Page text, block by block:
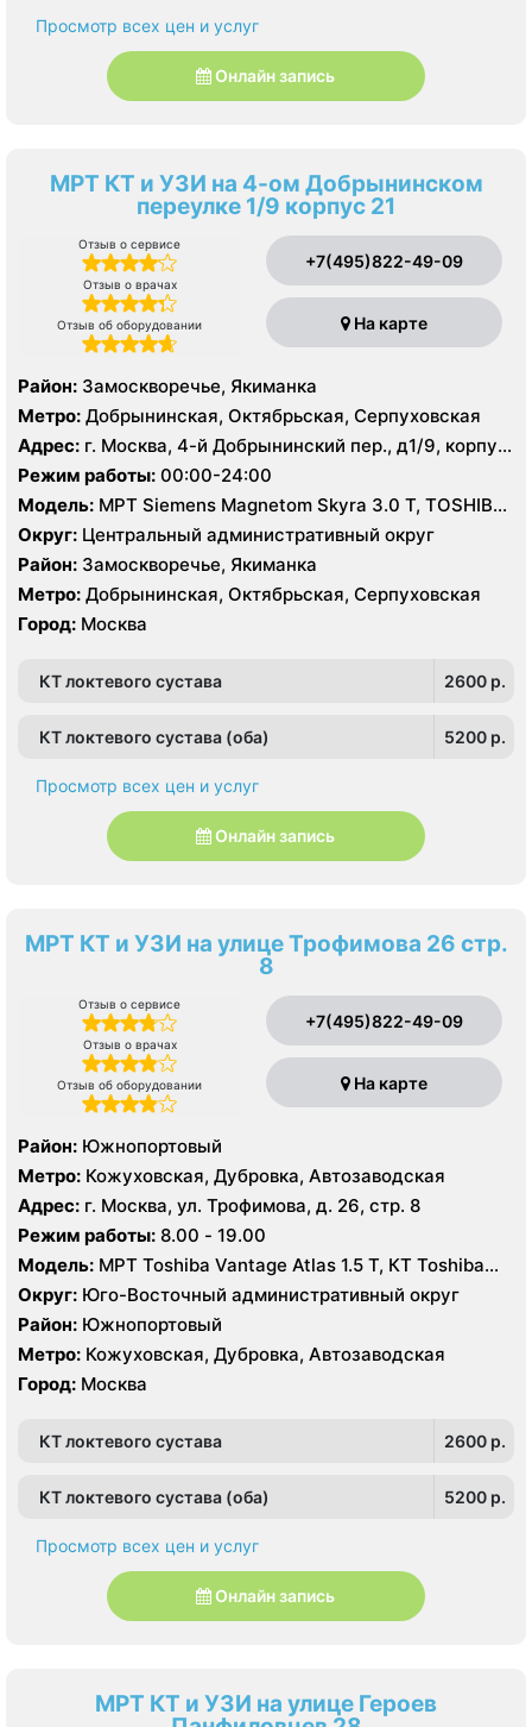
Просмотр всех цен и услуг
Онлайн запись
МРТ КТ и УЗИ на 4-ом Добрынинском
переулке 1/9 корпус 21
Отзыв о сервисе
Отзыв о врачах
Отзыв об оборудовании
+7(495)822-49-09
На карте
Район: Замоскворечье, Якиманка
Метро: Добрынинская, Октябрьская, Серпуховская
Адрес: г. Москва, 4-й Добрынинский пер., д1/9, корпус
21
Режим работы: 00:00-24:00
Модель: МРТ Siemens Magnetom Skyra 3.0 Т, TOSHIBA
Excelart Vantage Atlas-X 1.5 T, КТ Toshiba Aquilion
PRIME 160 срезов, УЗИ
Округ: Центральный административный округ
Район: Замоскворечье, Якиманка
Метро: Добрынинская, Октябрьская, Серпуховская
Город: Москва
КТ локтевого сустава 2600 p.
КТ локтевого сустава (оба) 5200 p.
Просмотр всех цен и услуг
Онлайн запись
МРТ КТ и УЗИ на улице Трофимова 26 стр.
8
Отзыв о сервисе
Отзыв о врачах
Отзыв об оборудовании
+7(495)822-49-09
На карте
Район: Южнопортовый
Метро: Кожуховская, Дубровка, Автозаводская
Адрес: г. Москва, ул. Трофимова, д. 26, стр. 8
Режим работы: 8.00 - 19.00
Модель: МРТ Toshiba Vantage Atlas 1.5 Т, КТ Toshiba
AQUILION RXL 16 срезов, УЗИ GE Voluson E8, GE Vivid 9
Округ: Юго-Восточный административный округ
Район: Южнопортовый
Метро: Кожуховская, Дубровка, Автозаводская
Город: Москва
КТ локтевого сустава 2600 p.
КТ локтевого сустава (оба) 5200 p.
Просмотр всех цен и услуг
Онлайн запись
МРТ КТ и УЗИ на улице Героев